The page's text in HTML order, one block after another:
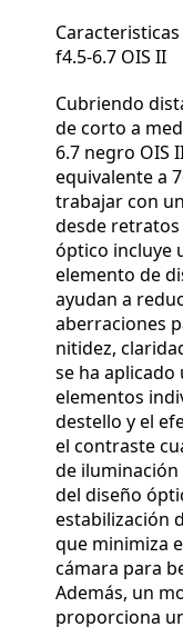
f4.5-6.7 OIS II
Cubriendo
de corto a
6.7 negro OIS
equivalente a
trabajar con
desde
óptico incluye
elemento de
ayudan a
aberraciones
nitidez,
se ha aplicado
elementos
destello y el
el contraste
de
del diseño
estabilización
que minimiza
cámara para
Además, un
proporciona